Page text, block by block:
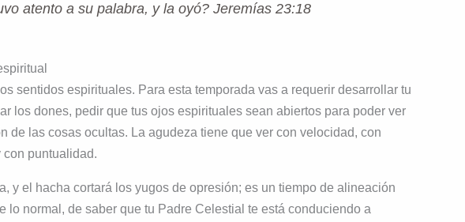
atento a su palabra, y la oyó? Jeremías 23:18
sentidos espirituales. Para esta temporada vas a requerir desarrollar tu
los dones, pedir que tus ojos espirituales sean abiertos para poder ver
de las cosas ocultas. La agudeza tiene que ver con velocidad, con
con puntualidad.
y el hacha cortará los yugos de opresión; es un tiempo de alineación
lo normal, de saber que tu Padre Celestial te está conduciendo a